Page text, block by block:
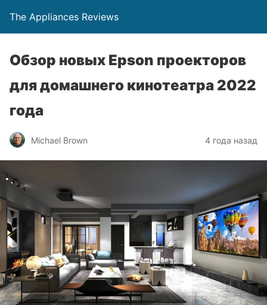
The Appliances Reviews
Обзор новых Epson проекторов
для домашнего кинотеатра 2022
года
Michael Brown 4 года назад